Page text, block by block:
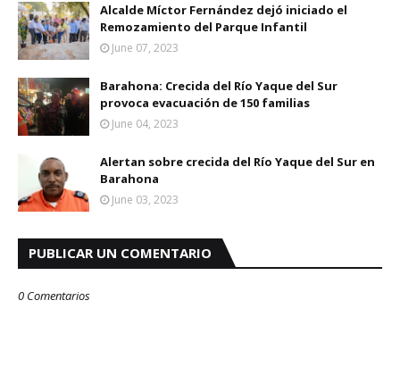
Alcalde Míctor Fernández dejó iniciado el
Remozamiento del Parque Infantil
June 07, 2023
Barahona: Crecida del Río Yaque del Sur
provoca evacuación de 150 familias
June 04, 2023
Alertan sobre crecida del Río Yaque del Sur en
Barahona
June 03, 2023
PUBLICAR UN COMENTARIO
0 Comentarios